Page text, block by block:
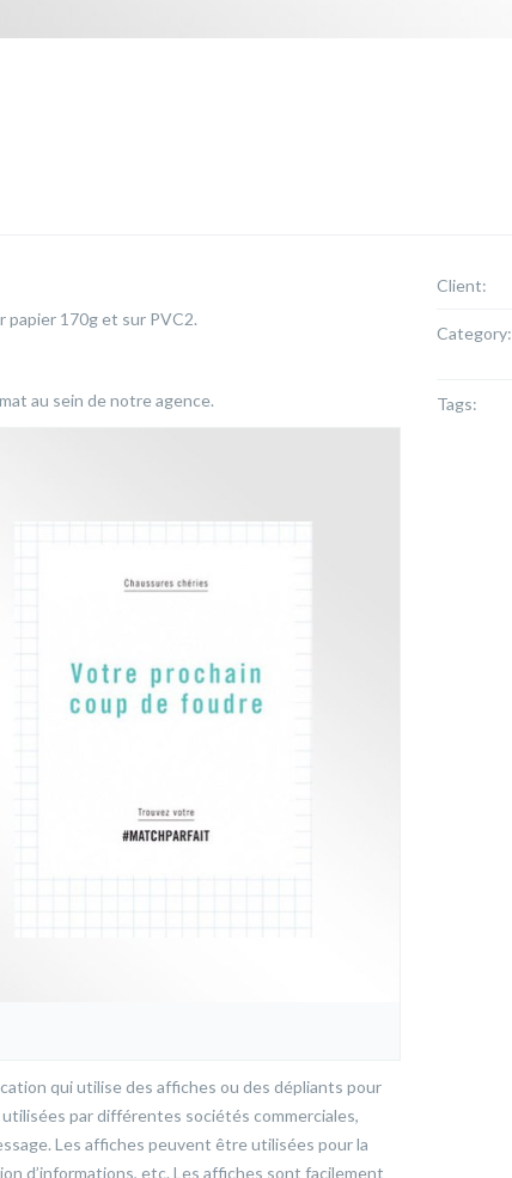
papier 170g et sur PVC2.
au sein de notre agence.
qui utilise des affiches ou des dépliants pour
par différentes sociétés commerciales,
Les affiches peuvent être utilisées pour la
d’informations, etc. Les affiches sont facilement
Client:
Category:
Tags: